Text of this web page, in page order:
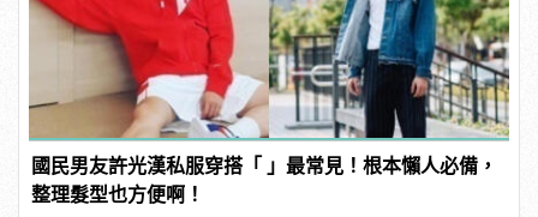
國民男友許光漢私服穿搭「 」最常見！根本懶人必備，
整理髮型也方便啊！